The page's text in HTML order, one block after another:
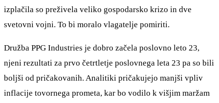
izplačila so preživela veliko gospodarsko krizo in dve
svetovni vojni. To bi moralo vlagatelje pomiriti.
Družba PPG Industries je dobro začela poslovno leto 23,
njeni rezultati za prvo četrtletje poslovnega leta 23 pa so bili
boljši od pričakovanih. Analitiki pričakujejo manjši vpliv
inflacije tovornega prometa, kar bo vodilo k višjim maržam